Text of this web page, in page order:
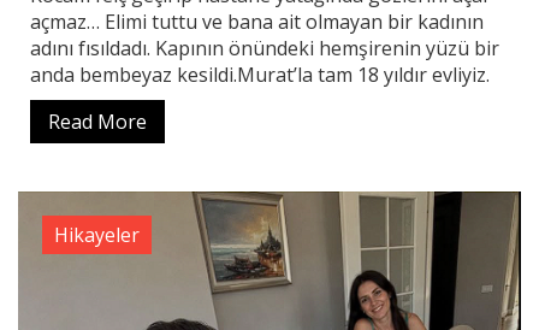
açmaz… Elimi tuttu ve bana ait olmayan bir kadının
adını fısıldadı. Kapının önündeki hemşirenin yüzü bir
anda bembeyaz kesildi.Murat’la tam 18 yıldır evliyiz.
Read More
Hikayeler